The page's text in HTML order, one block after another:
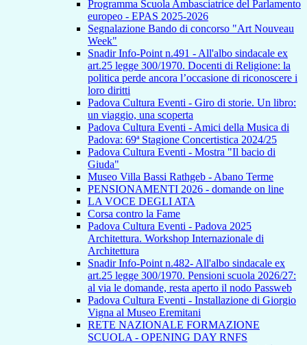
Programma Scuola Ambasciatrice del Parlamento
europeo - EPAS 2025-2026
Segnalazione Bando di concorso "Art Nouveau
Week"
Snadir Info-Point n.491 - All'albo sindacale ex
art.25 legge 300/1970. Docenti di Religione: la
politica perde ancora l’occasione di riconoscere i
loro diritti
Padova Cultura Eventi - Giro di storie. Un libro:
un viaggio, una scoperta
Padova Cultura Eventi - Amici della Musica di
Padova: 69ª Stagione Concertistica 2024/25
Padova Cultura Eventi - Mostra "Il bacio di
Giuda"
Museo Villa Bassi Rathgeb - Abano Terme
PENSIONAMENTI 2026 - domande on line
LA VOCE DEGLI ATA
Corsa contro la Fame
Padova Cultura Eventi - Padova 2025
Architettura. Workshop Internazionale di
Architettura
Snadir Info-Point n.482- All'albo sindacale ex
art.25 legge 300/1970. Pensioni scuola 2026/27:
al via le domande, resta aperto il nodo Passweb
Padova Cultura Eventi - Installazione di Giorgio
Vigna al Museo Eremitani
RETE NAZIONALE FORMAZIONE
SCUOLA - OPENING DAY RNFS